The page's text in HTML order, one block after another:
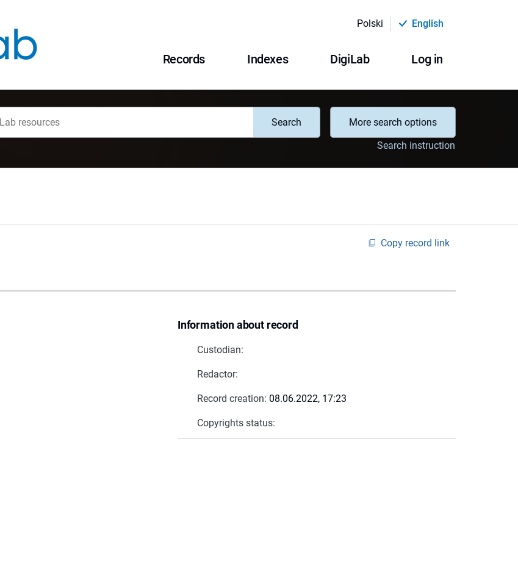
Polski English
Records Indexes DigiLab Log in
Search
More search options
Search instruction
Copy record link
Information about record
Custodian:
Redactor:
Record creation: 08.06.2022, 17:23
Copyrights status: